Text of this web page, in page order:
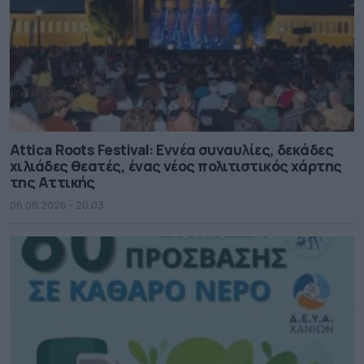
Attica Roots Festival: Εννέα συναυλίες, δεκάδες
χιλιάδες θεατές, ένας νέος πολιτιστικός χάρτης
της Αττικής
06.08.2026 - 20.03